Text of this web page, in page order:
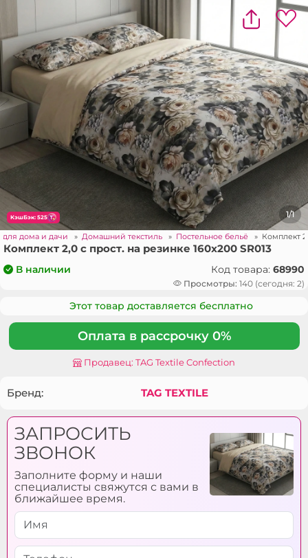
КэшБэк: 525 1/1
для дома и дачи » Домашний текстиль » Постельное бельё » Комплект
Комплект 2,0 с прост. на резинке 160x200 SR013
В наличии Код товара: 68990
Просмотры: 140 (сегодня: 2)
Этот товар доставляется бесплатно
Оплата в рассрочку 0%
Продавец: TAG Textile Confection
Бренд: TAG TEXTILE
ЗАПРОСИТЬ
ЗВОНОК
Заполните форму и наши
специалисты свяжутся с вами в
ближайшее время.